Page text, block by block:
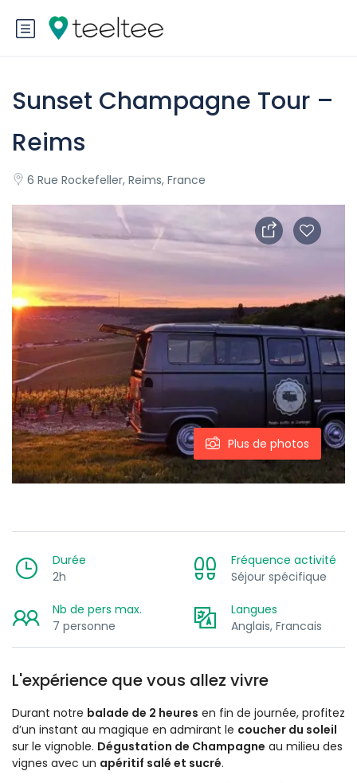
Sunset Champagne Tour –
Reims
6 Rue Rockefeller, Reims, France
Plus de photos
Durée
2h
Fréquence activité
Séjour spécifique
Nb de pers max.
7 personne
Langues
Anglais, Francais
L'expérience que vous allez vivre
Durant notre balade de 2 heures en fin de journée, profitez
d’un instant au magique en admirant le coucher du soleil
sur le vignoble. Dégustation de Champagne au milieu des
vignes avec un apéritif salé et sucré.